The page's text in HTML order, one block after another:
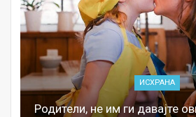
ИСХРАНА
Родители, не им ги давајте